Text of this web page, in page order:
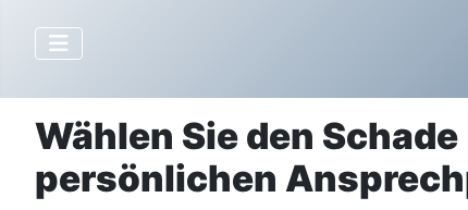
Wählen Sie den
persönlichen